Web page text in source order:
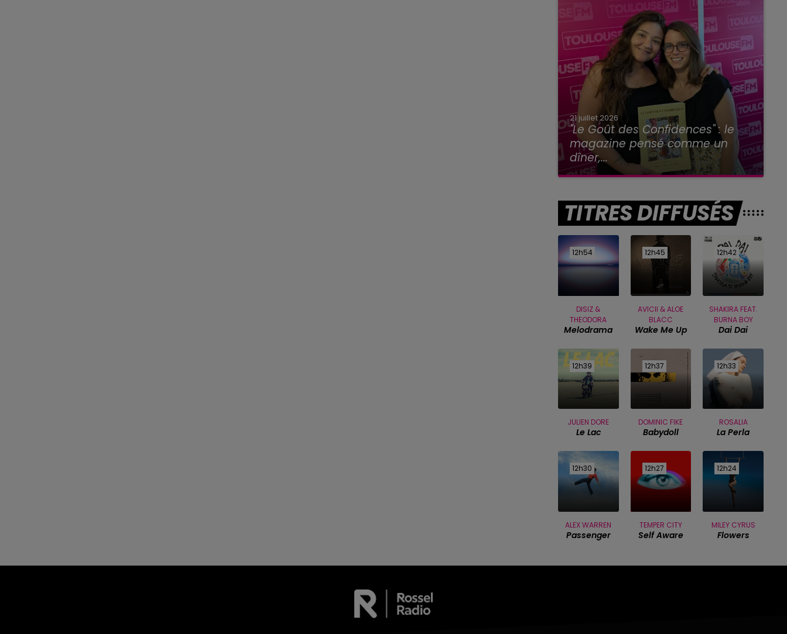
21 juillet 2026
"Le Goût des Confidences" : le
magazine pensé comme un
dîner,...
TITRES DIFFUSÉS
12h54
12h54
DISIZ &
THEODORA
Melodrama
12h45
12h45
AVICII & ALOE
BLACC
Wake Me Up
12h42
12h42
SHAKIRA FEAT.
BURNA BOY
Dai Dai
12h39
12h39
JULIEN DORE
Le Lac
12h37
12h37
DOMINIC FIKE
Babydoll
12h33
12h33
ROSALIA
La Perla
12h30
12h30
ALEX WARREN
Passenger
12h27
12h27
TEMPER CITY
Self Aware
12h24
12h24
MILEY CYRUS
Flowers